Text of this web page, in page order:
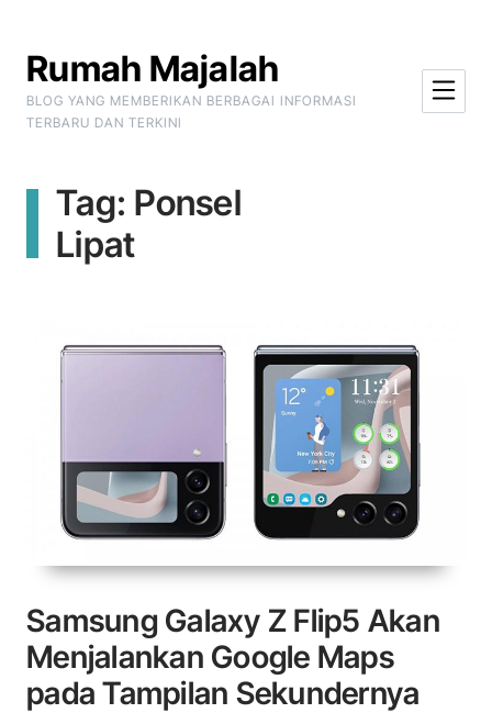
Rumah Majalah
BLOG YANG MEMBERIKAN BERBAGAI INFORMASI
TERBARU DAN TERKINI
Tag: Ponsel
Lipat
Samsung Galaxy Z Flip5 Akan
Menjalankan Google Maps
pada Tampilan Sekundernya